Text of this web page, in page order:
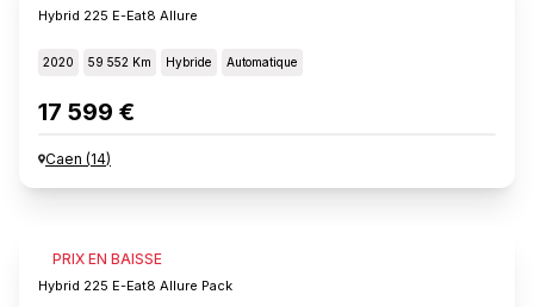
Hybrid 225 E-Eat8 Allure
2020 59 552 Km Hybride Automatique
17 599 €
Caen (14)
PRIX EN BAISSE
PEUGEOT 3008
Hybrid 225 E-Eat8 Allure Pack